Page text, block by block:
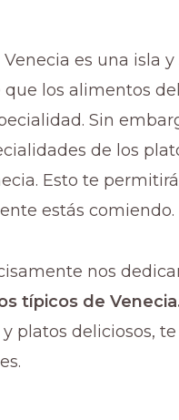
es una isla
los alimentos
Sin
de los
Esto te
estás comiendo.
nos
típicos de
platos deliciosos,